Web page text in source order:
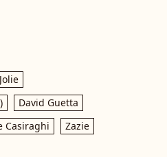
David Guetta
Casiraghi
Zazie